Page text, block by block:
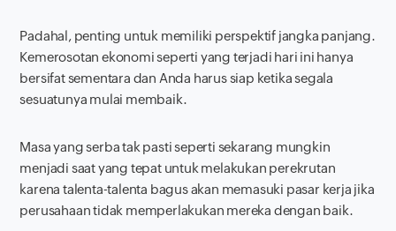
Padahal, penting untuk memiliki perspektif jangka panjang.
Kemerosotan ekonomi seperti yang terjadi hari ini hanya
bersifat sementara dan Anda harus siap ketika segala
sesuatunya mulai membaik.
Masa yang serba tak pasti seperti sekarang mungkin
menjadi saat yang tepat untuk melakukan perekrutan
karena talenta-talenta bagus akan memasuki pasar kerja jika
perusahaan tidak memperlakukan mereka dengan baik.